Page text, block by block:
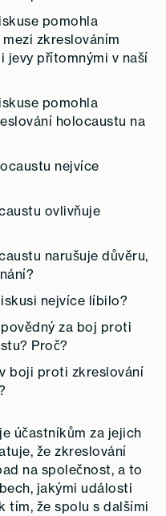
pomohla
zkreslováním
jevy přítomnými v naší
pomohla
holocaustu na
nejvíce
ovlivňuje
narušuje důvěru,
nejvíce líbilo?
za boj proti
Proč?
boji proti zkreslování
účastníkům za jejich
že zkreslování
na společnost, a to
jakými události
tím, že spolu s dalšími